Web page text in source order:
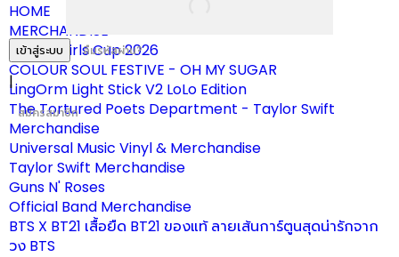
เข้าสู่ระบบ ลืมรหัสผ่าน?
|
สมัครสมาชิก
HOME
MERCHANDISE
ผ้าเชียร์ Girls Cup 2026
COLOUR SOUL FESTIVE - OH MY SUGAR
LingOrm Light Stick V2 LoLo Edition
The Tortured Poets Department - Taylor Swift
Merchandise
Universal Music Vinyl & Merchandise
Taylor Swift Merchandise
Guns N' Roses
Official Band Merchandise
BTS X BT21 เสื้อยืด BT21 ของแท้ ลายเส้นการ์ตูนสุดน่ารักจาก
วง BTS